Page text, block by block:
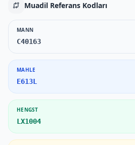
Muadil Referans Kodları
MANN
C40163
MAHLE
E613L
HENGST
LX1004